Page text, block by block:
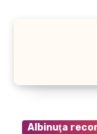
Albinuţa